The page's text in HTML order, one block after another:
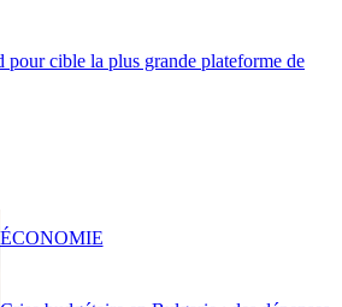
cible la plus grande plateforme de
ÉCONOMIE